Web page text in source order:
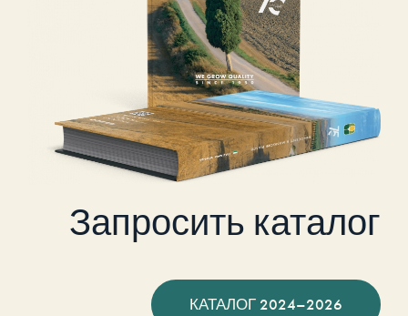
Запросить каталог
КАТАЛОГ 2024–2026